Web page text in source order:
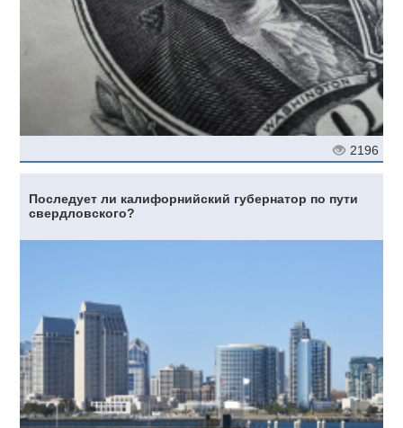
2196
Последует ли калифорнийский губернатор по пути
свердловского?